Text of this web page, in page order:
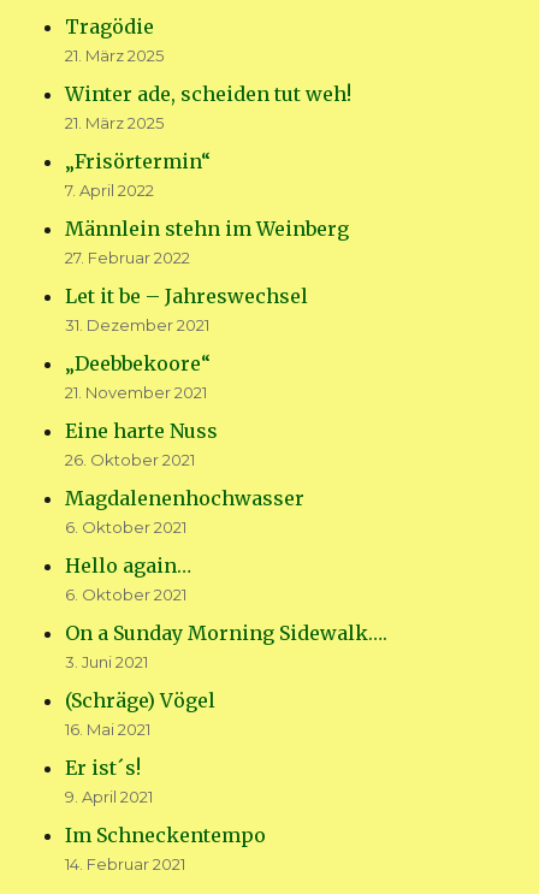
Tragödie
21. März 2025
Winter ade, scheiden tut weh!
21. März 2025
„Frisörtermin“
7. April 2022
Männlein stehn im Weinberg
27. Februar 2022
Let it be – Jahreswechsel
31. Dezember 2021
„Deebbekoore“
21. November 2021
Eine harte Nuss
26. Oktober 2021
Magdalenenhochwasser
6. Oktober 2021
Hello again…
6. Oktober 2021
On a Sunday Morning Sidewalk….
3. Juni 2021
(Schräge) Vögel
16. Mai 2021
Er ist´s!
9. April 2021
Im Schneckentempo
14. Februar 2021